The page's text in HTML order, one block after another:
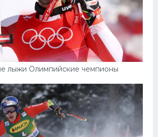
лыжи Олимпийские чемпионы